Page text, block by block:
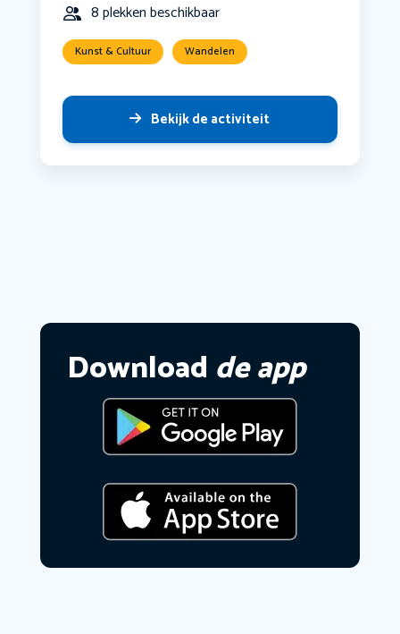
8 plekken beschikbaar
Kunst & Cultuur Wandelen
Bekijk de activiteit
Download de app